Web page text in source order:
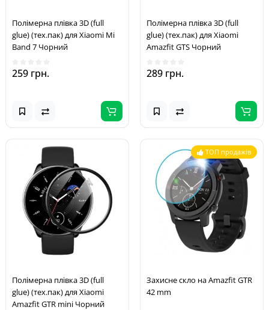
Полімерна плівка 3D (full
glue) (тех.пак) для Xiaomi Mi
Band 7 Чорний
259 грн.
Полімерна плівка 3D (full
glue) (тех.пак) для Xiaomi
Amazfit GTS Чорний
289 грн.
Полімерна плівка 3D (full
glue) (тех.пак) для Xiaomi
Amazfit GTR mini Чорний
ТОП продажів
Захисне скло на Amazfit GTR
42 mm